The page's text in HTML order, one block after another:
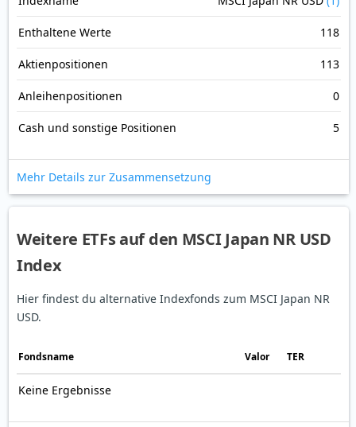
Enthaltene Werte 118
Aktienpositionen 113
Anleihenpositionen 0
Cash und sonstige Positionen 5
Mehr Details zur Zusammensetzung
Weitere ETFs auf den MSCI Japan NR USD
Index
Hier findest du alternative Indexfonds zum MSCI Japan NR
USD.
Fonds­name Valor TER
Keine Ergebnisse